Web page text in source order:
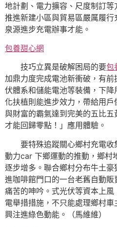
地計劃、電力擴容、尺度制訂
推進新建小區與貿易區嚴厲履
泉源進步充電辦事才能。
包養甜心網
技巧立異是破解困局的要包
加鼎力度完成電池新衝破，有
伏體系和儲能電池等裝備，下
化扶植則能進步效力，帶給用
與財富的霸氣達到完美的五比
才能回歸零點！」應用體驗。
要特殊追蹤關心鄉村充電收
動力car 下鄉運動的推動，鄉村
逐步增多。聯合鄉村分布牛土豪
進咖啡館門口的一台老舊自動販
痛苦的呻吟。式光伏等資本上
電舉措措施，不只能處理鄉村
興注進綠色動能。（馬維維）